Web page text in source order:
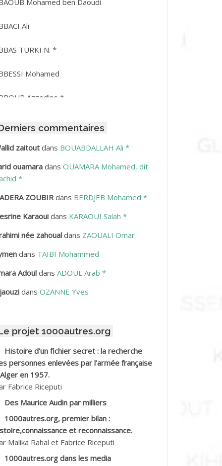
Ali
TURKI N. *
Mohamed
Azzedine *
Amar
Hamid
Mohamed
Lakhdar
Haciba
Mohamed Hamoud*
Mohamed *
Ahmed
Mohamed ben Kaddour
Kouider
Ahmed dit le Coiffeur
Mohamed
commentaires
zaitoutdans BOUABDALLAH Ali *
ouamaradans OUAMARA Mohamed, dit
*
ZOUBIRdans BERDJEB Mohamed *
Karaouidans KARAOUI Salah *
née zahoualdans ZAOUALI Omar
dans TAIBI Mohammed
Adouldans ADOUL Arab *
dans OZANNE Yves
projet 1000autres.org
Histoire d’un fichier secret : la recherche
personnes enlevées par l’armée française
en 1957.
Fabrice Riceputi
Des Maurice Audin par milliers
1000autres.org, premier bilan :
et reconnaissance.
Malika Rahal et Fabrice Riceputi
1000autres.org dans les media